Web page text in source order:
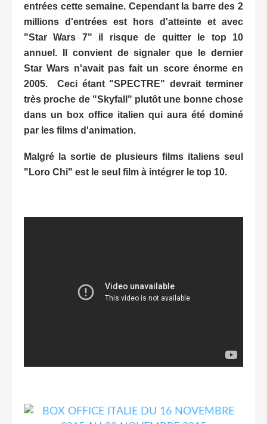
entrées cette semaine. Cependant la barre des 2
millions d'entrées est hors d'atteinte et avec
"Star Wars 7" il risque de quitter le top 10
annuel. Il convient de signaler que le dernier
Star Wars n'avait pas fait un score énorme en
2005. Ceci étant "SPECTRE" devrait terminer
très proche de "Skyfall" plutôt une bonne chose
dans un box office italien qui aura été dominé
par les films d'animation.
Malgré la sortie de plusieurs films italiens seul
"Loro Chi" est le seul film à intégrer le top 10.